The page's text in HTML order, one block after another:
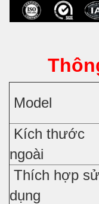
Model
Kích thước
ngoài
Thích hợp sử
dụng